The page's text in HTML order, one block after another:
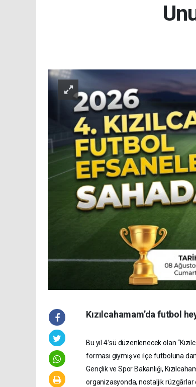
Kızılcahamam’da futbol
Bu yıl 4.’sü düzenlenecek olan
forması giymiş ve ilçe futboluna
Gençlik ve Spor Bakanlığı,
organizasyonda, nostaljik rüzgârlar